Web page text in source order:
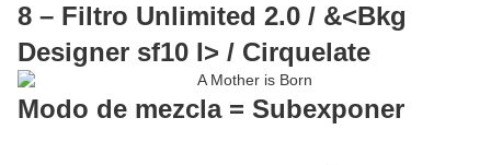
8 – Filtro Unlimited 2.0 / &<Bkg
Designer sf10 I> / Cirquelate
Modo de mezcla = Subexponer